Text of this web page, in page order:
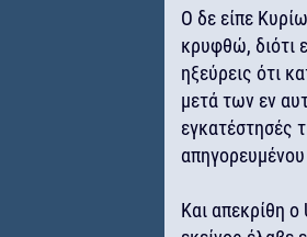
Ο δε είπε
κρυφθώ, διότι
ηξεύρεις ότι
μετά των εν
εγκατέστησές
Και απεκρίθη